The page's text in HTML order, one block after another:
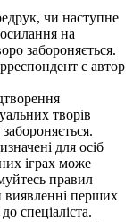
чи наступне
на
забороняється.
є автор
творів
для осіб
іграх може
правил
виявленні перших
спеціаліста.